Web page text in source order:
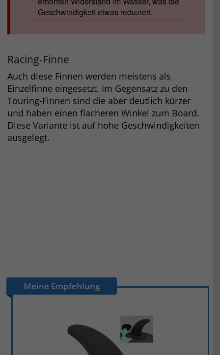
Geschwindigkeit etwas reduziert.
Racing-Finne
Auch diese Finnen werden meistens als
Einzelfinne eingesetzt. Im Gegensatz zu den
Touring-Finnen sind die aber deutlich kürzer
und haben einen flacheren Winkel zum Board.
Diese Variante ist auf hohe Geschwindigkeiten
ausgelegt.
Meine Empfehlung